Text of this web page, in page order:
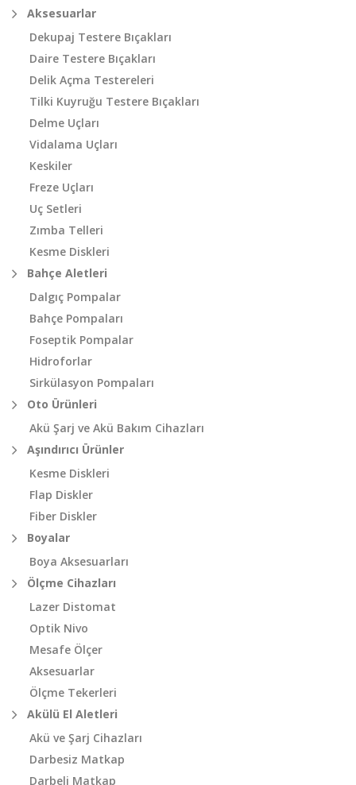
Aksesuarlar
Dekupaj Testere Bıçakları
Daire Testere Bıçakları
Delik Açma Testereleri
Tilki Kuyruğu Testere Bıçakları
Delme Uçları
Vidalama Uçları
Keskiler
Freze Uçları
Uç Setleri
Zımba Telleri
Kesme Diskleri
Bahçe Aletleri
Dalgıç Pompalar
Bahçe Pompaları
Foseptik Pompalar
Hidroforlar
Sirkülasyon Pompaları
Oto Ürünleri
Akü Şarj ve Akü Bakım Cihazları
Aşındırıcı Ürünler
Kesme Diskleri
Flap Diskler
Fiber Diskler
Boyalar
Boya Aksesuarları
Ölçme Cihazları
Lazer Distomat
Optik Nivo
Mesafe Ölçer
Aksesuarlar
Ölçme Tekerleri
Akülü El Aletleri
Akü ve Şarj Cihazları
Darbesiz Matkap
Darbeli Matkap